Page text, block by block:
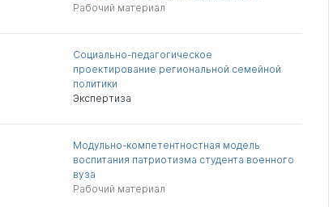
Рабочий материал
Социально-педагогическое
проектирование региональной семейной
политики
Экспертиза
Модульно-компетентностная модель
воспитания патриотизма студента военного
вуза
Рабочий материал